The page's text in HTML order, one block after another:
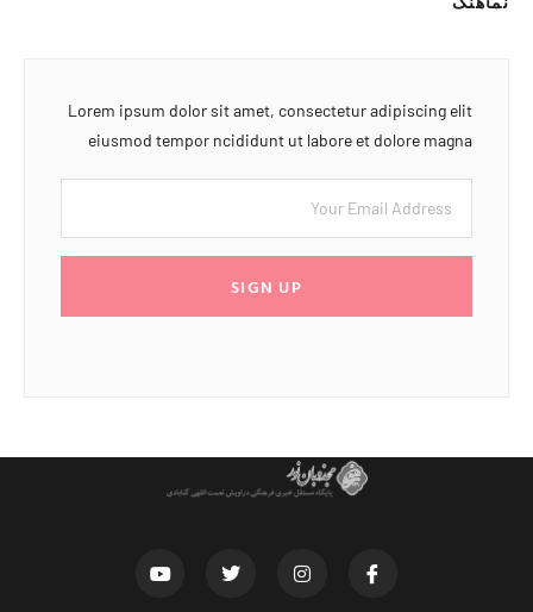
Lorem ipsum dolor sit amet, consectetur adipiscing elit
eiusmod tempor ncididunt ut labore et dolore magna
SIGN UP